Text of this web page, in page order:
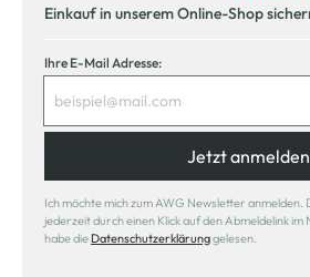
Einkauf in unserem Online-Shop
Ihre E-Mail Adresse:
Jetzt anmelden
Ich möchte mich zum AWG Newsletter anmelden.
jederzeit durch einen Klick auf den Abmeldelink
habe die Datenschutzerklärunggelesen.